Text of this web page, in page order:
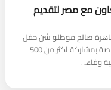
مع مصر لتقديم
صالح موطلو شن حفل
افطار لعدد من دور الايتام وزوى الاحتياجات الخاصة بمشاركة اكثر من 500
وفاء…